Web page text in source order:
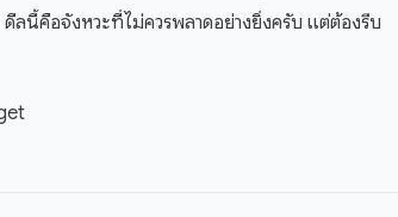
นี้คือจังหวะที่ไม่ควรพลาดอย่างยิ่งครับ แต่ต้องรีบ